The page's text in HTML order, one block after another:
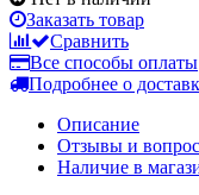
Заказать товар
Сравнить
Все способы оплаты
Подробнее о
Описание
Отзывы и
Наличие в